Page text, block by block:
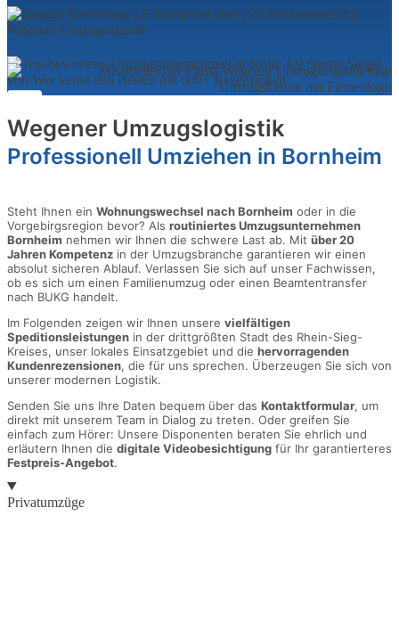
Wegener Umzugslogistik
Professionell Umziehen in Bornheim
Steht Ihnen ein Wohnungswechsel nach Bornheim oder in die
Vorgebirgsregion bevor? Als routiniertes Umzugsunternehmen
Bornheim nehmen wir Ihnen die schwere Last ab. Mit über 20
Jahren Kompetenz in der Umzugsbranche garantieren wir einen
absolut sicheren Ablauf. Verlassen Sie sich auf unser Fachwissen,
ob es sich um einen Familienumzug oder einen Beamtentransfer
nach BUKG handelt.
Im Folgenden zeigen wir Ihnen unsere vielfältigen
Speditionsleistungen in der drittgrößten Stadt des Rhein-Sieg-
Kreises, unser lokales Einsatzgebiet und die hervorragenden
Kundenrezensionen, die für uns sprechen. Überzeugen Sie sich von
unserer modernen Logistik.
Senden Sie uns Ihre Daten bequem über das Kontaktformular, um
direkt mit unserem Team in Dialog zu treten. Oder greifen Sie
einfach zum Hörer: Unsere Disponenten beraten Sie ehrlich und
erläutern Ihnen die digitale Videobesichtigung für Ihr garantierteres
Festpreis-Angebot.
Privatumzüge